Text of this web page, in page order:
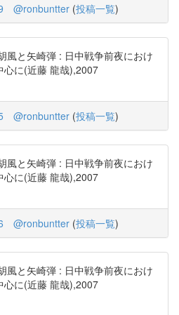
@ronbuntter (投稿一覧)
風と矢崎弾 : 日中戦争前夜におけ
心に(近藤 龍哉),2007
@ronbuntter (投稿一覧)
風と矢崎弾 : 日中戦争前夜におけ
心に(近藤 龍哉),2007
@ronbuntter (投稿一覧)
風と矢崎弾 : 日中戦争前夜におけ
心に(近藤 龍哉),2007